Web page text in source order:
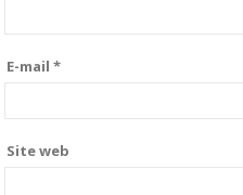
E-mail *
Site web